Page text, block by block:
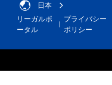
日本
リーガルポ
ータル
プライバシー
ポリシー